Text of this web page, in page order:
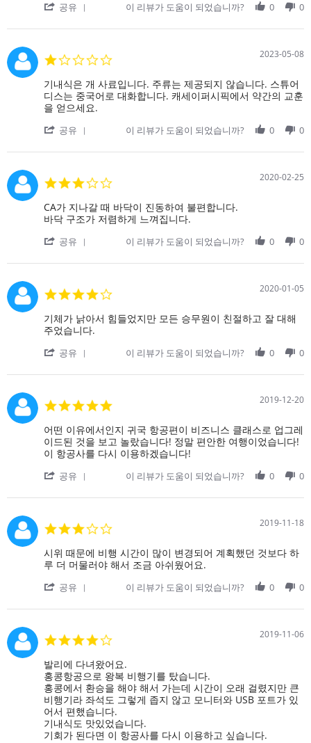
9
2024
적
까
가
는
비
행
기
에
서
음
료
을
공유
Review
on
9
Mar
2024
이 리뷰가 도움이 되었습니까? 0 0
rating
2023-05-08
Review
by
on
May
review
stating
기
식
개
료
입
니
다.
주
류
는
제
지
기내식은 개 사료입니다. 주류는 제공되지 않습니다. 스튜어
디스는 중국어로 대화합니다. 캐세이퍼시픽에서 약간의 교훈
을 얻으세요.
공유
Review
on
8
May
2023
이 리뷰가 도움이 되었습니까? 0 0
rating
2020-02-25
Review
by
25
2020
review
stating
가
나
때
바
닥
이
진
동
하
여
CA가 지나갈 때 바닥이 진동하여 불편합니다.
바닥 구조가 저렴하게 느껴집니다.
공유
Review
on
25
Feb
2020
이 리뷰가 도움이 되었습니까? 0 0
rating
2020-01-05
Review
by
5
2020
review
stating
체
낡
서
힘
들
었
지
만
모
든
승
이
기체가 낡아서 힘들었지만 모든 승무원이 친절하고 잘 대해
주었습니다.
공유
Review
on
5
Jan
2020
이 리뷰가 도움이 되었습니까? 0 0
rating
2019-12-20
Review
by
on
Dec
review
stating
어
이
에
인
지
귀
국
항
공
편
이
니
어떤 이유에서인지 귀국 항공편이 비즈니스 클래스로 업그레
이드된 것을 보고 놀랐습니다! 정말 편안한 여행이었습니다!
이 항공사를 다시 이용하겠습니다!
공유
Review
on
20
Dec
2019
이 리뷰가 도움이 되었습니까? 0 0
rating
2019-11-18
Review
by
18
2019
review
stating
위
문
비
행
시
간
이
많
이
시위 때문에 비행 시간이 많이 변경되어 계획했던 것보다 하
루 더 머물러야 해서 조금 아쉬웠어요.
공유
Review
on
18
Nov
2019
이 리뷰가 도움이 되었습니까? 0 0
rating
2019-11-06
Review
by
on
6
Nov
2019
review
stating
만
족
합
니
다.
발리에 다녀왔어요.
홍콩항공으로 왕복 비행기를 탔습니다.
홍콩에서 환승을 해야 해서 가는데 시간이 오래 걸렸지만 큰
비행기라 좌석도 그렇게 좁지 않고 모니터와 USB 포트가 있
어서 편했습니다.
기내식도 맛있었습니다.
기회가 된다면 이 항공사를 다시 이용하고 싶습니다.